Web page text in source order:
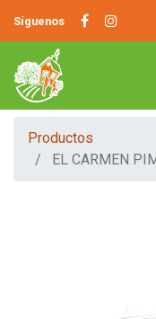
Síguenos
Productos
EL CARMEN